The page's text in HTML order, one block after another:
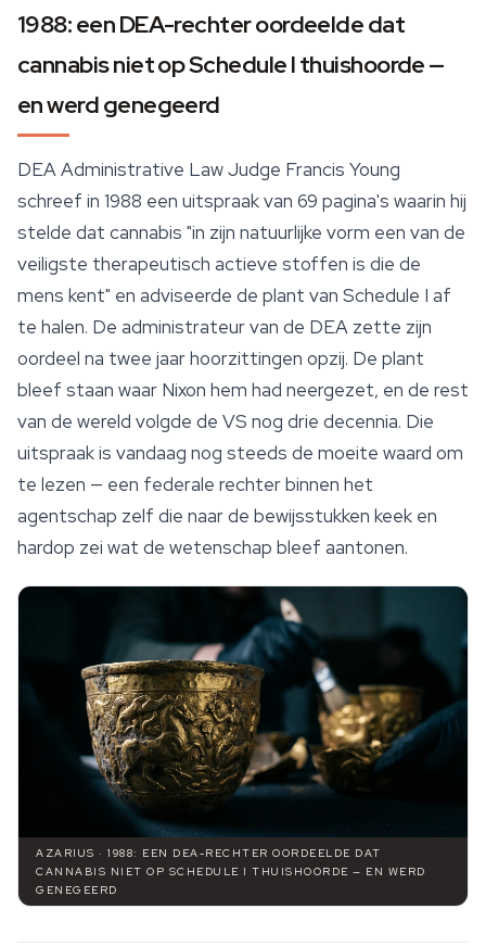
1988: een DEA-rechter oordeelde dat
cannabis niet op Schedule I thuishoorde —
en werd genegeerd
DEA Administrative Law Judge Francis Young
schreef in 1988 een uitspraak van 69 pagina's waarin hij
stelde dat cannabis "in zijn natuurlijke vorm een van de
veiligste therapeutisch actieve stoffen is die de
mens kent" en adviseerde de plant van Schedule I af
te halen. De administrateur van de DEA zette zijn
oordeel na twee jaar hoorzittingen opzij. De plant
bleef staan waar Nixon hem had neergezet, en de rest
van de wereld volgde de VS nog drie decennia. Die
uitspraak is vandaag nog steeds de moeite waard om
te lezen — een federale rechter binnen het
agentschap zelf die naar de bewijsstukken keek en
hardop zei wat de wetenschap bleef aantonen.
AZARIUS · 1988: EEN DEA-RECHTER OORDEELDE DAT
CANNABIS NIET OP SCHEDULE I THUISHOORDE — EN WERD
GENEGEERD